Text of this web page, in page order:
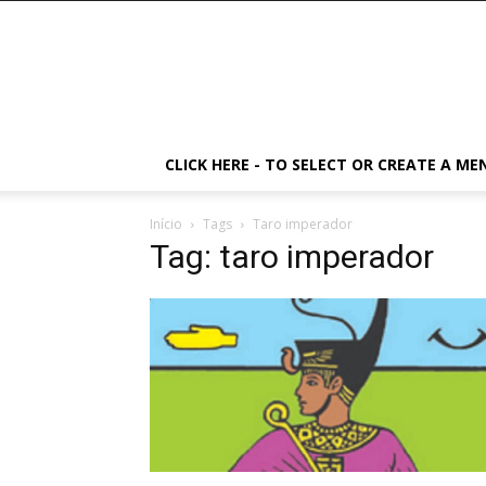
CLICK HERE - TO SELECT OR CREATE A
Início Tags Taro imperador
Tag: taro imperador